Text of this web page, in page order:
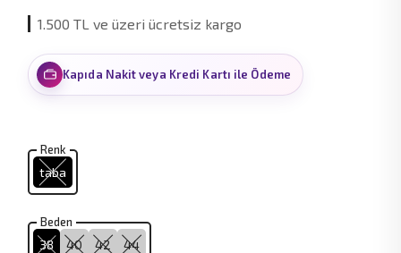
1.500 TL ve üzeri ücretsiz kargo
Kapıda Nakit veya Kredi Kartı ile Ödeme
Renk
taba
Beden
38 40 42 44